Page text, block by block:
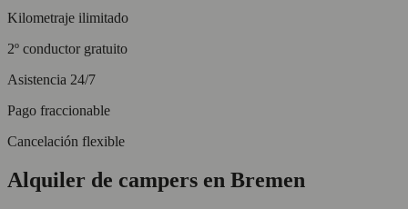
Kilometraje ilimitado
2º conductor gratuito
Asistencia 24/7
Pago fraccionable
Cancelación flexible
Alquiler de campers en Bremen